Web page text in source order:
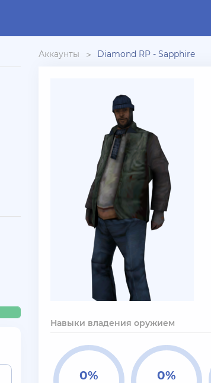
Аккаунты Diamond RP - Sapphire
Навыки владения оружием
0% 0%